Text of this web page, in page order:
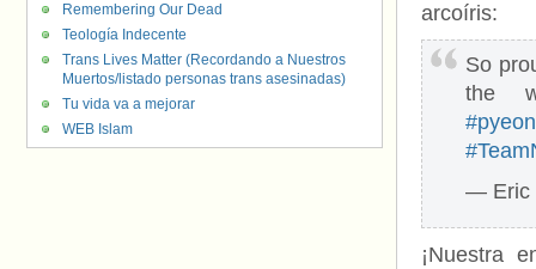
arcoíris:
So
the
— Eric
¡Nuestra
Remembering Our Dead
Teología Indecente
Trans Lives Matter (Recordando a Nuestros
Muertos/listado personas trans asesinadas)
Tu vida va a mejorar
WEB Islam